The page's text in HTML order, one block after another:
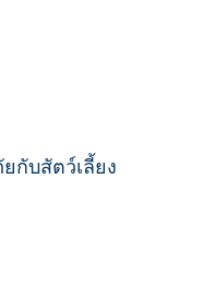
กับสัตว์เลี้ยง